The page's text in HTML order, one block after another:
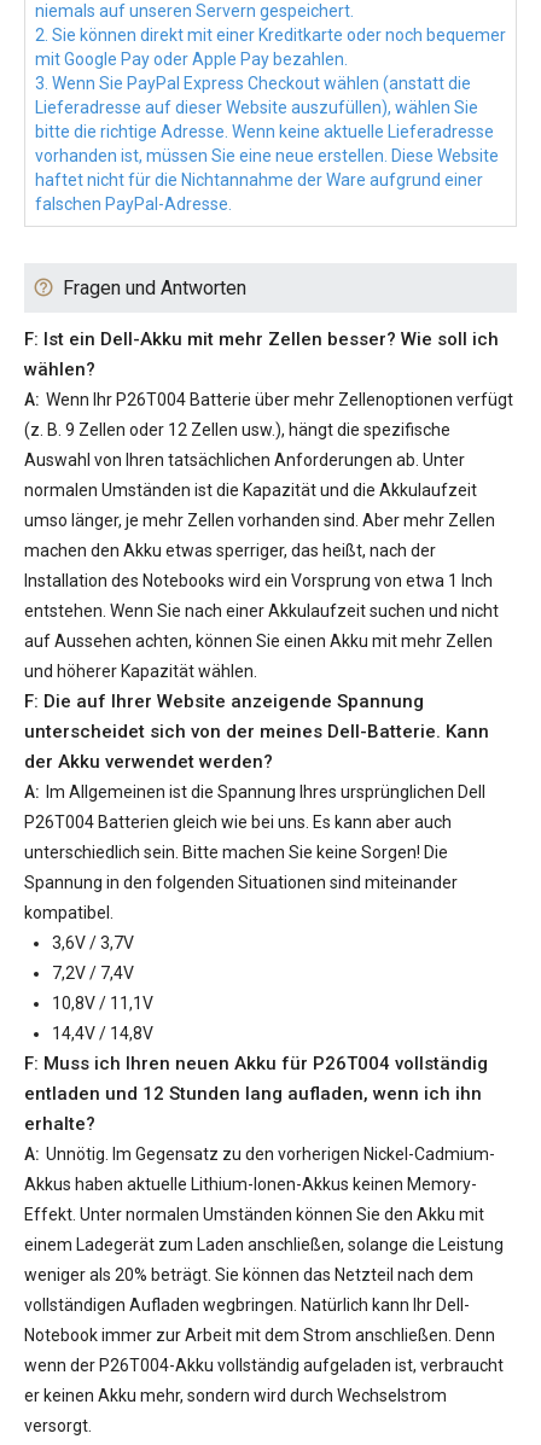
niemals auf unseren Servern gespeichert.
2. Sie können direkt mit einer Kreditkarte oder noch bequemer
mit Google Pay oder Apple Pay bezahlen.
3. Wenn Sie PayPal Express Checkout wählen (anstatt die
Lieferadresse auf dieser Website auszufüllen), wählen Sie
bitte die richtige Adresse. Wenn keine aktuelle Lieferadresse
vorhanden ist, müssen Sie eine neue erstellen. Diese Website
haftet nicht für die Nichtannahme der Ware aufgrund einer
falschen PayPal-Adresse.
Fragen und Antworten
F: Ist ein Dell-Akku mit mehr Zellen besser? Wie soll ich
wählen?
A: Wenn Ihr P26T004 Batterie über mehr Zellenoptionen verfügt
(z. B. 9 Zellen oder 12 Zellen usw.), hängt die spezifische
Auswahl von Ihren tatsächlichen Anforderungen ab. Unter
normalen Umständen ist die Kapazität und die Akkulaufzeit
umso länger, je mehr Zellen vorhanden sind. Aber mehr Zellen
machen den Akku etwas sperriger, das heißt, nach der
Installation des Notebooks wird ein Vorsprung von etwa 1 Inch
entstehen. Wenn Sie nach einer Akkulaufzeit suchen und nicht
auf Aussehen achten, können Sie einen Akku mit mehr Zellen
und höherer Kapazität wählen.
F: Die auf Ihrer Website anzeigende Spannung
unterscheidet sich von der meines Dell-Batterie. Kann
der Akku verwendet werden?
A: Im Allgemeinen ist die Spannung Ihres ursprünglichen Dell
P26T004 Batterien gleich wie bei uns. Es kann aber auch
unterschiedlich sein. Bitte machen Sie keine Sorgen! Die
Spannung in den folgenden Situationen sind miteinander
kompatibel.
3,6V / 3,7V
7,2V / 7,4V
10,8V / 11,1V
14,4V / 14,8V
F: Muss ich Ihren neuen Akku für P26T004 vollständig
entladen und 12 Stunden lang aufladen, wenn ich ihn
erhalte?
A: Unnötig. Im Gegensatz zu den vorherigen Nickel-Cadmium-
Akkus haben aktuelle Lithium-Ionen-Akkus keinen Memory-
Effekt. Unter normalen Umständen können Sie den Akku mit
einem Ladegerät zum Laden anschließen, solange die Leistung
weniger als 20% beträgt. Sie können das Netzteil nach dem
vollständigen Aufladen wegbringen. Natürlich kann Ihr Dell-
Notebook immer zur Arbeit mit dem Strom anschließen. Denn
wenn der P26T004-Akku vollständig aufgeladen ist, verbraucht
er keinen Akku mehr, sondern wird durch Wechselstrom
versorgt.